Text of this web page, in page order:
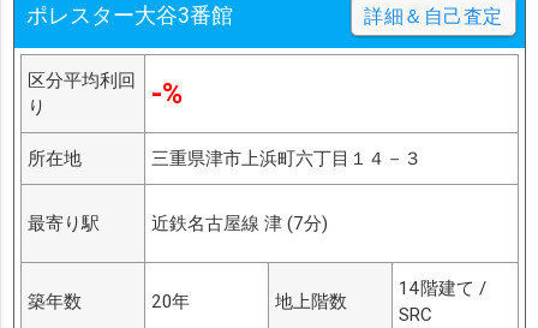
ポレスター大谷3番館 詳細＆自己査定
区分平均利回
り
-%
所在地 三重県津市上浜町六丁目１４－３
最寄り駅 近鉄名古屋線 津 (7分)
築年数 20年 地上階数
14階建て /
SRC